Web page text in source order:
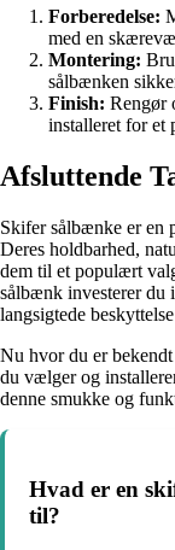
Forberedelse:
med en
Montering:
sålbænken
Finish: Rengør
installeret for et
Afsluttende
Skifer sålbænke er en
Deres holdbarhed,
dem til et populært
sålbænk investerer du
langsigtede
Nu hvor du er
du vælger og
denne smukke og
Hvad er en
til?